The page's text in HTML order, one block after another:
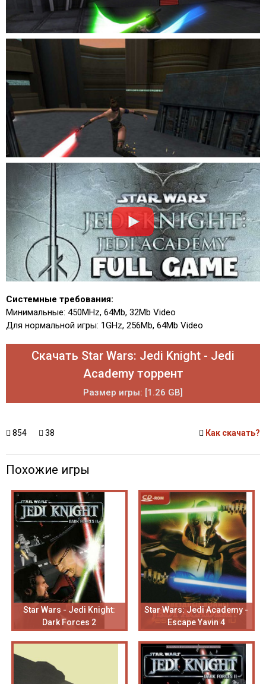
Системные требования:
Минимальные: 450MHz, 64Mb, 32Mb Video
Для нормальной игры: 1GHz, 256Mb, 64Mb Video
Скачать Star Wars: Jedi Knight - Jedi
Academy торрент
Размер игры: [1.26 GB]
854 38 Как скачать?
Похожие игры
Star Wars - Jedi Knight:
Dark Forces 2
Star Wars: Jedi Academy -
Escape Yavin 4